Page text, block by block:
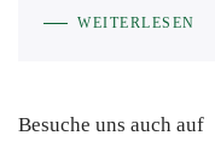
WEITERLESEN
Besuche uns auch auf